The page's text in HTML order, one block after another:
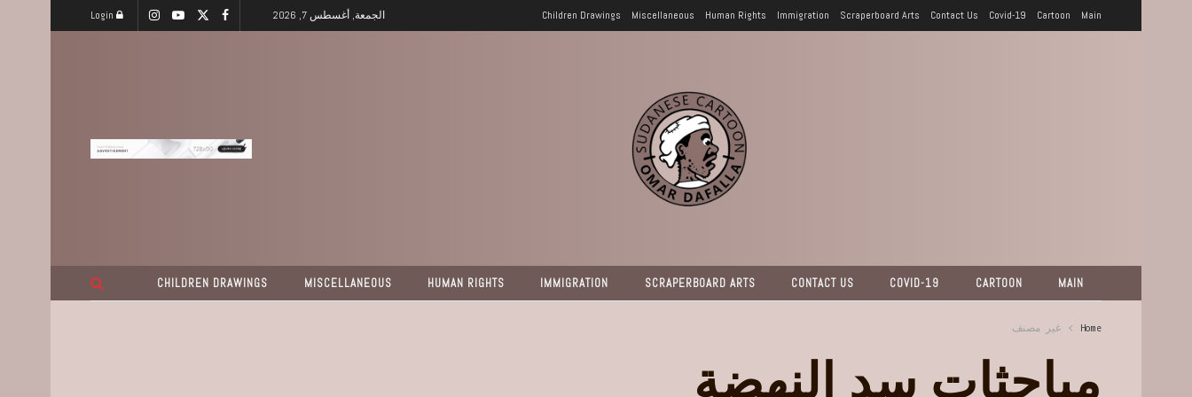
Main
Cartoon
Covid-19
Contact Us
Scraperboard Arts
Immigration
Human Rights
Miscellaneous
Children Drawings الجمعة, أغسطس 7, 2026
MAIN
CARTOON
COVID-19
CONTACT US
SCRAPERBOARD ARTS
IMMIGRATION
HUMAN RIGHTS
MISCELLANEOUS
CHILDREN DRAWINGS
Home غير مصنف
مباحثات سد النهضة